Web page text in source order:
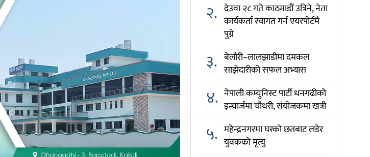
२. देउवा २८ गते काठमाडौं उत्रिने, नेता
कार्यकर्ता स्वागत गर्न एयरपोर्टमै
पुग्ने
३. बेलौरी–लालझाडीमा दमकल
साझेदारीको सफल अभ्यास
४. नेपाली कम्युनिस्ट पार्टी धनगढीको
इन्चार्जमा चौधरी, संयोजकमा खत्री
५. महेन्द्रनगरमा घरको छतबाट लडेर
युवकको मृत्यु